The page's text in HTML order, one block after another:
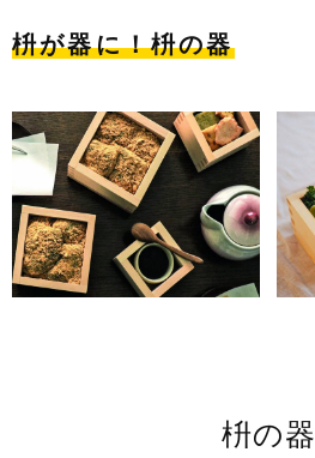
枡が器に！枡の器
枡の器